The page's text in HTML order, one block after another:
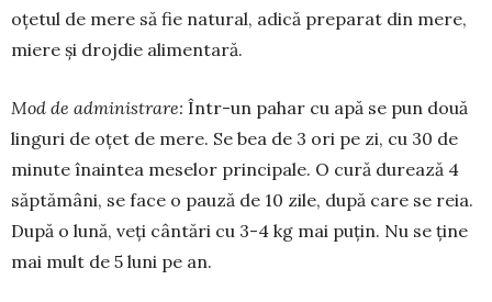
oţetul de mere să fie natural, adică preparat din mere,
miere şi drojdie alimentară.
Mod de administrare: Într-un pa­har cu apă se pun două
linguri de oţet de mere. Se bea de 3 ori pe zi, cu 30 de
minute înaintea meselor princi­pale. O cură durează 4
săptămâni, se face o pauză de 10 zile, după care se reia.
După o lună, veţi cântări cu 3-4 kg mai puţin. Nu se ţine
mai mult de 5 luni pe an.